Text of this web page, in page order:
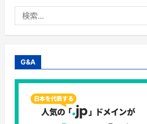
ミ
｜
安
性
実
レ
ビ
ュ
ー！
索:
G&A